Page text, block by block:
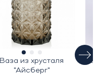
Ваза из хрусталя
"Айсберг"